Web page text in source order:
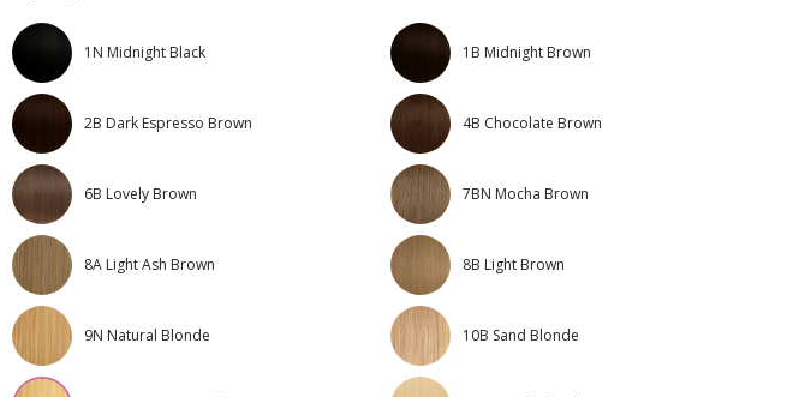
1N Midnight Black 1B Midnight Brown
2B Dark Espresso Brown 4B Chocolate Brown
6B Lovely Brown 7BN Mocha Brown
8A Light Ash Brown 8B Light Brown
9N Natural Blonde 10B Sand Blonde